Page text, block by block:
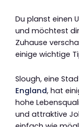
Du planst einen
und möchtest
Zuhause
einige wichtige
Slough, eine
England, hat
hohe
und attraktive